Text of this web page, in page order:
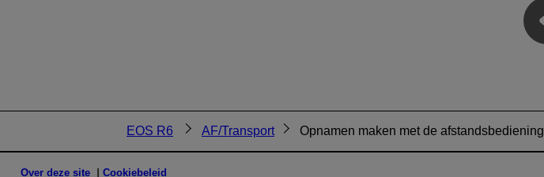
EOS R6 AF/Transport Opnamen maken met de afstandsbediening
Over deze site Cookiebeleid